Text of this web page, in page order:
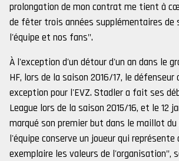
prolongation de mon contrat me tient à
de fêter trois années supplémentaires de
l'équipe et nos fans".
À l'exception d'un détour d'un an dans le
HF, lors de la saison 2016/17, le défenseur
exception pour l'EVZ. Stadler a fait ses
League lors de la saison 2015/16, et le 12
marqué son premier but dans le maillot du
l'équipe conserve un joueur qui représente
exemplaire les valeurs de l'organisation",